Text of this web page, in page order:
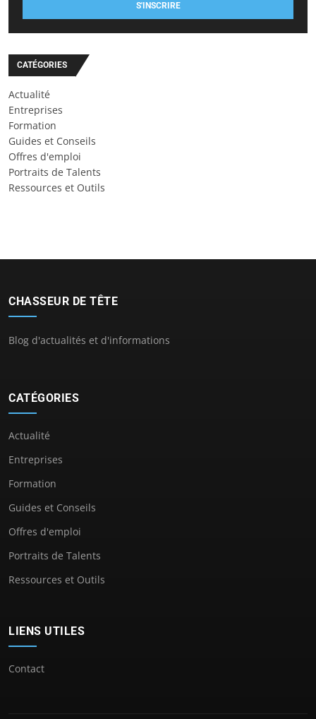
S'INSCRIRE
CATÉGORIES
Actualité
Entreprises
Formation
Guides et Conseils
Offres d'emploi
Portraits de Talents
Ressources et Outils
CHASSEUR DE TÊTE
Blog d'actualités et d'informations
CATÉGORIES
Actualité
Entreprises
Formation
Guides et Conseils
Offres d'emploi
Portraits de Talents
Ressources et Outils
LIENS UTILES
Contact